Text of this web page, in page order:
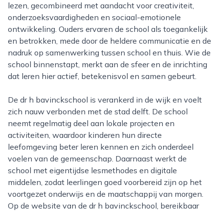
lezen, gecombineerd met aandacht voor creativiteit,
onderzoeksvaardigheden en sociaal-emotionele
ontwikkeling. Ouders ervaren de school als toegankelijk
en betrokken, mede door de heldere communicatie en de
nadruk op samenwerking tussen school en thuis. Wie de
school binnenstapt, merkt aan de sfeer en de inrichting
dat leren hier actief, betekenisvol en samen gebeurt.
De dr h bavinckschool is verankerd in de wijk en voelt
zich nauw verbonden met de stad delft. De school
neemt regelmatig deel aan lokale projecten en
activiteiten, waardoor kinderen hun directe
leefomgeving beter leren kennen en zich onderdeel
voelen van de gemeenschap. Daarnaast werkt de
school met eigentijdse lesmethodes en digitale
middelen, zodat leerlingen goed voorbereid zijn op het
voortgezet onderwijs en de maatschappij van morgen.
Op de website van de dr h bavinckschool, bereikbaar